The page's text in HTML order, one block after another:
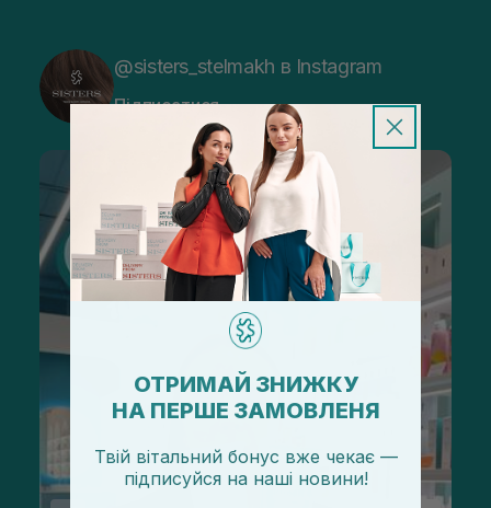
@sisters_stelmakh в Instagram
Підписатися
ОТРИМАЙ ЗНИЖКУ
НА ПЕРШЕ ЗАМОВЛЕНЯ
Твій вітальний бонус вже чекає —
підписуйся на наші новини!